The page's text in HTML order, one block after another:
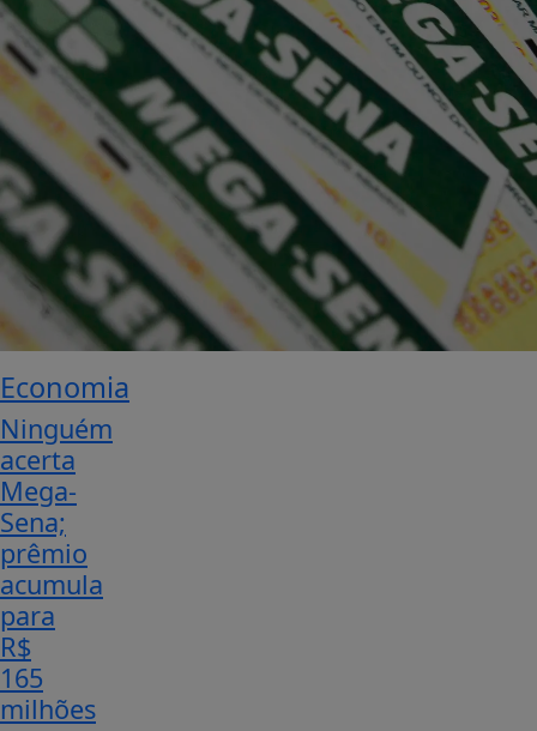
Economia
Ninguém
acerta
Mega-
Sena;
prêmio
acumula
para
R$
165
milhões